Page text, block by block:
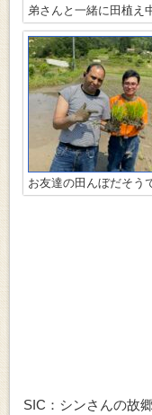
弟さんと一緒に田植え
お友達の田んぼだそう
SIC：シンさんの故